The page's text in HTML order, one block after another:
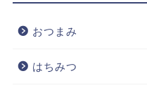
おつまみ
はちみつ